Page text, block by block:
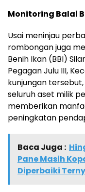
Monitoring Balai
Usai meninjau
rombongan juga
Benih Ikan (BBI)
Pegagan Julu III,
kunjungan
seluruh aset milik
memberikan
peningkatan
Baca Juga :
Pane Masih
Diperbaiki